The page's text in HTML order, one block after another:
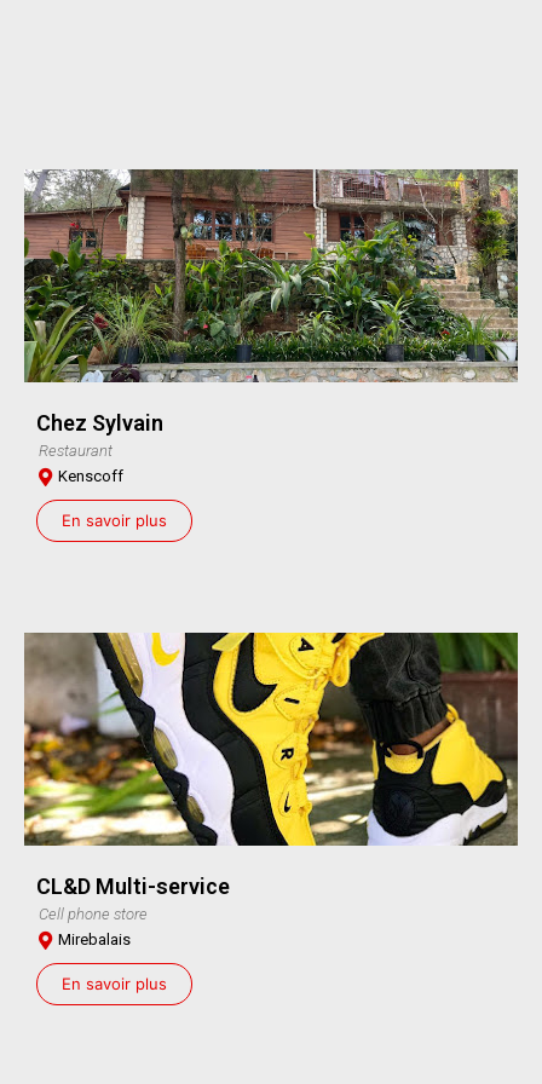
Chez Sylvain
Restaurant
Kenscoff
En savoir plus
CL&D Multi-service
Cell phone store
Mirebalais
En savoir plus